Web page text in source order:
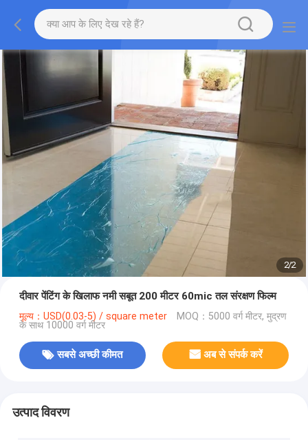
2/2
दीवार पेंटिंग के खिलाफ नमी सबूत 200 मीटर 60mic तल संरक्षण फिल्म
मूल्य：USD(0.03-5) / square meter MOQ：5000 वर्ग मीटर, मुद्रण
के साथ 10000 वर्ग मीटर
सबसे अच्छी कीमत अब से संपर्क करें
उत्पाद विवरण